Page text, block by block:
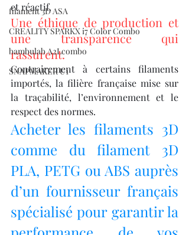
filament 3D ASA
CREALITY SPARKX i7 Color Combo
bambulab A2Lcombo
SNAPMAKER U1
et réactif.
Une éthique de production et
une transparence qui
rassurent.
Contrairement à certains filaments
importés, la filière française mise sur
la traçabilité, l’environnement et le
respect des normes.
Acheter les filaments 3D
comme du filament 3D
PLA, PETG ou ABS auprès
d’un fournisseur français
spécialisé pour garantir la